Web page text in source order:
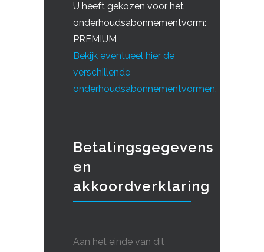
U heeft gekozen voor het
onderhoudsabonnementvorm:
PREMIUM
Bekijk eventueel hier de
verschillende
onderhoudsabonnementvormen.
Betalingsgegevens
en
akkoordverklaring
Aan het einde van dit